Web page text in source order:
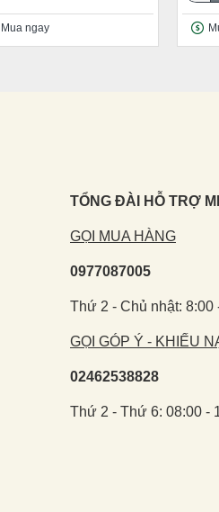
Mua ngay
TỔNG ĐÀI HỖ TRỢ
GỌI MUA HÀNG
0977087005
Thứ 2 - Chủ nhật: 8:00
GỌI GÓP Ý - KHIẾU
02462538828
Thứ 2 - Thứ 6: 08:00 -